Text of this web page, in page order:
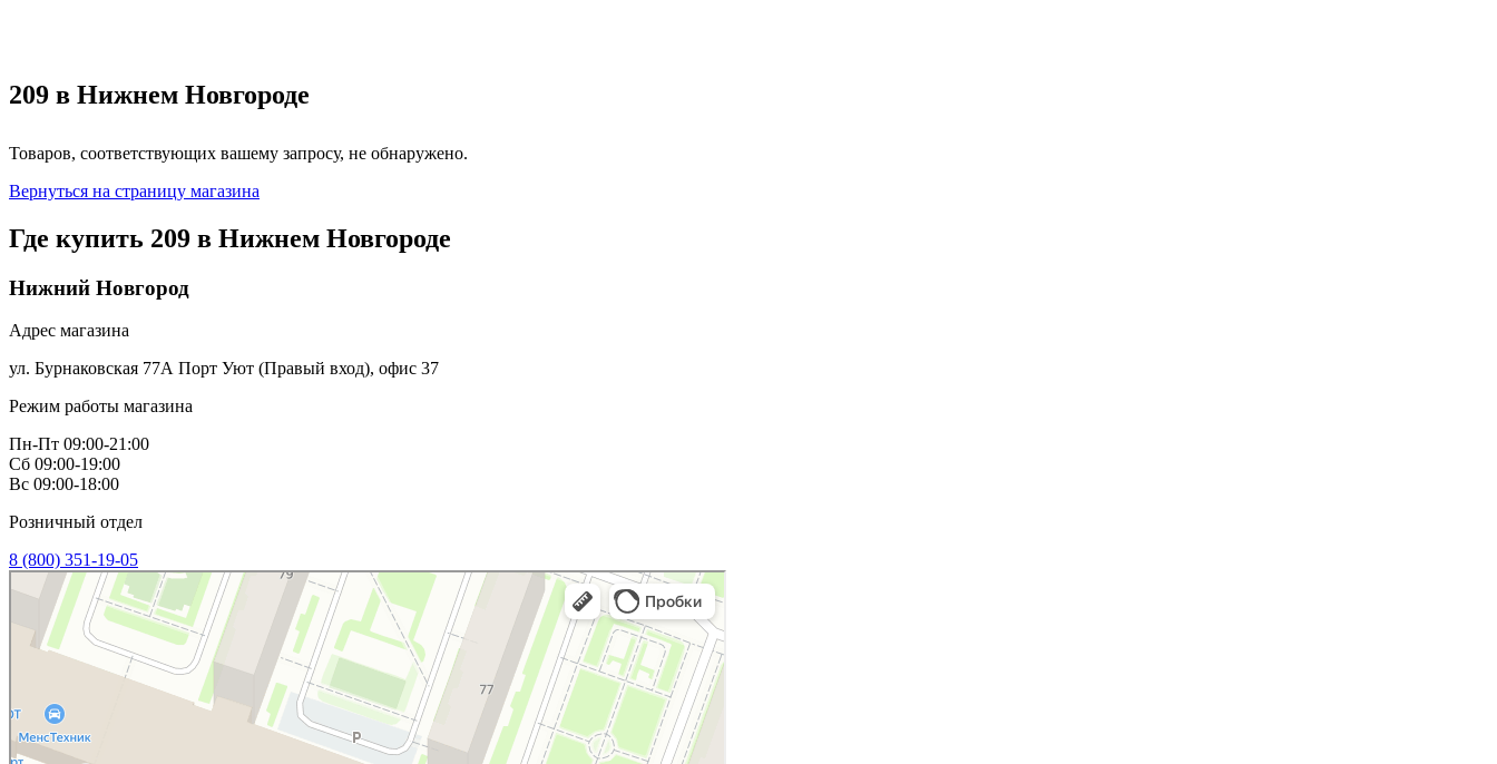
209 в Нижнем Новгороде
Товаров, соответствующих вашему запросу, не обнаружено.
Вернуться на страницу магазина
Где купить 209 в Нижнем Новгороде
Нижний Новгород
Адрес магазина
ул. Бурнаковская 77А Порт Уют (Правый вход), офис 37
Режим работы магазина
Пн-Пт 09:00-21:00
Сб 09:00-19:00
Вс 09:00-18:00
Розничный отдел
8 (800) 351-19-05